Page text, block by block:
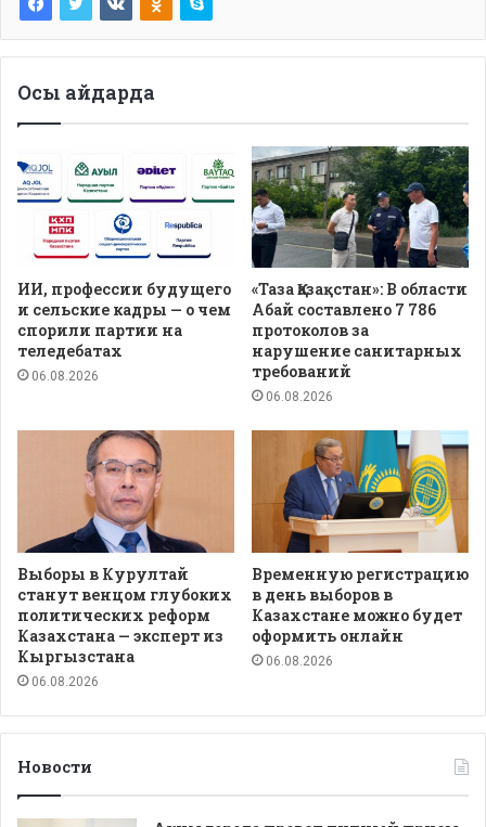
Осы айдарда
ИИ, профессии будущего
и сельские кадры — о чем
спорили партии на
теледебатах
06.08.2026
«Таза Қазақстан»: В области
Абай составлено 7 786
протоколов за
нарушение санитарных
требований
06.08.2026
Выборы в Курултай
станут венцом глубоких
политических реформ
Казахстана — эксперт из
Кыргызстана
06.08.2026
Временную регистрацию
в день выборов в
Казахстане можно будет
оформить онлайн
06.08.2026
Новости